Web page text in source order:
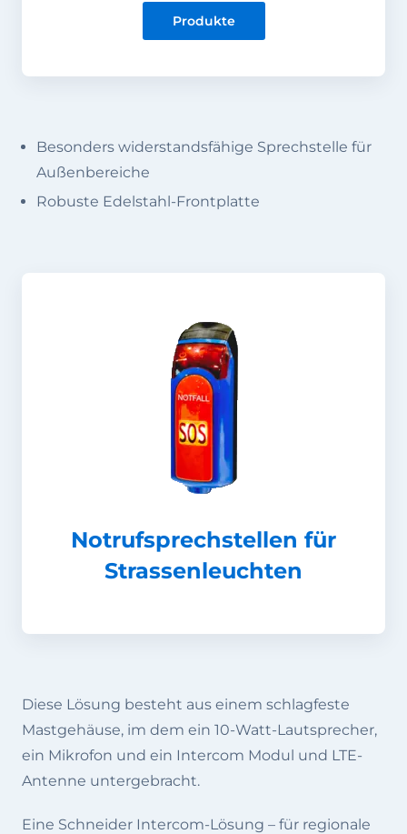
Produkte
Besonders widerstandsfähige Sprechstelle für
Außenbereiche
Robuste Edelstahl-Frontplatte
Notrufsprechstellen für
Strassenleuchten
Diese Lösung besteht aus einem schlagfeste
Mastgehäuse, im dem ein 10-Watt-Lautsprecher,
ein Mikrofon und ein Intercom Modul und LTE-
Antenne untergebracht.
Eine Schneider Intercom-Lösung – für regionale